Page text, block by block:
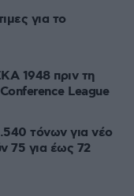
για το
1948 πριν τη
League
τόνων για νέο
75 για έως 72